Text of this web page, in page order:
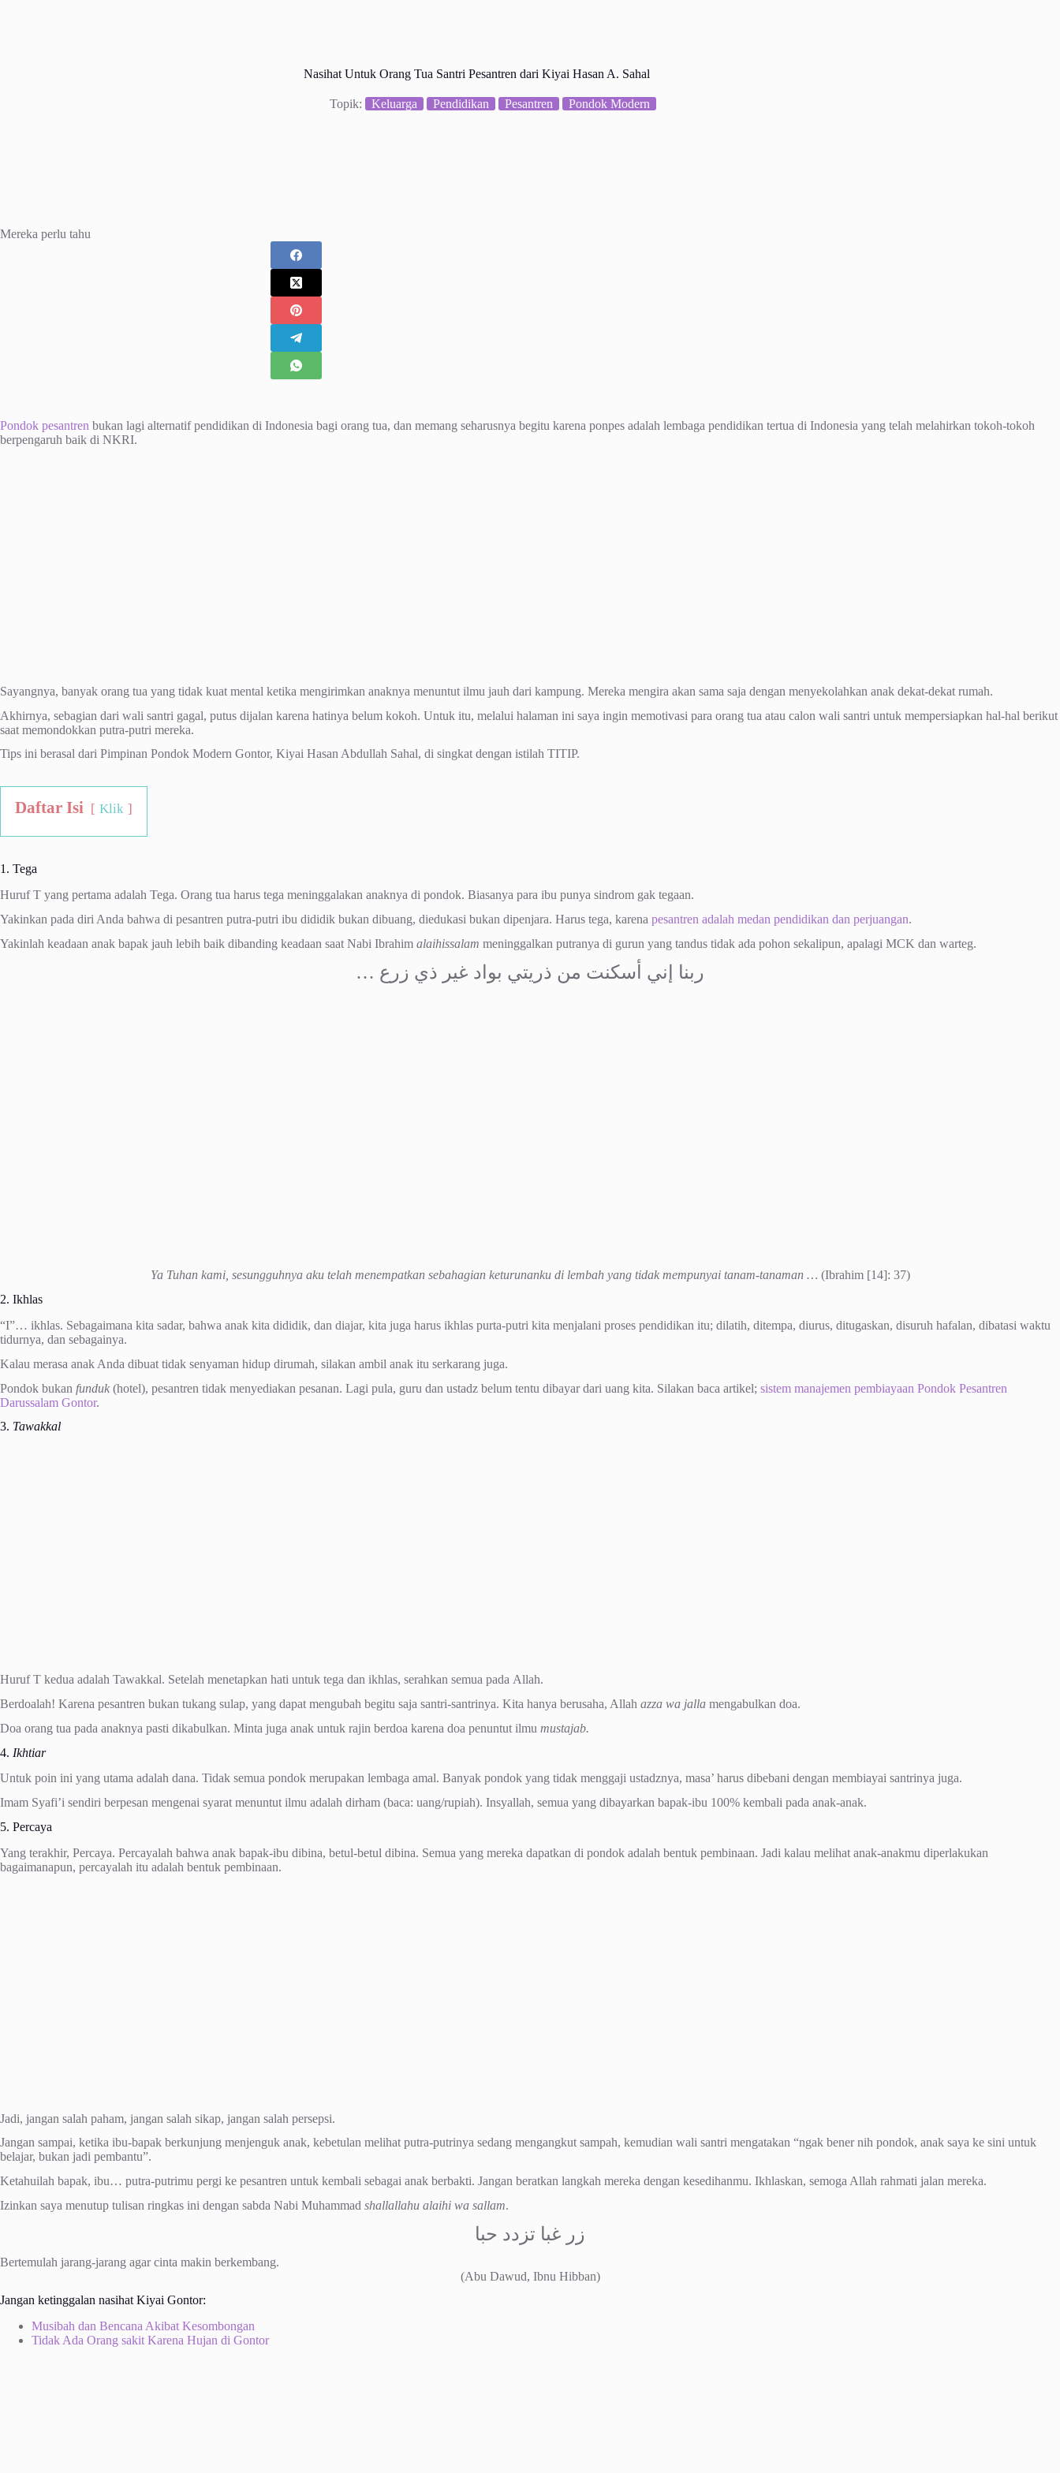
Nasihat Untuk Orang Tua Santri Pesantren dari Kiyai Hasan A. Sahal
Topik: Keluarga Pendidikan Pesantren Pondok Modern
Mereka perlu tahu
Pondok pesantren bukan lagi alternatif pendidikan di Indonesia bagi orang tua, dan memang seharusnya begitu karena ponpes adalah lembaga pendidikan tertua di Indonesia yang telah melahirkan tokoh-tokoh
berpengaruh baik di NKRI.
Sayangnya, banyak orang tua yang tidak kuat mental ketika mengirimkan anaknya menuntut ilmu jauh dari kampung. Mereka mengira akan sama saja dengan menyekolahkan anak dekat-dekat rumah.
Akhirnya, sebagian dari wali santri gagal, putus dijalan karena hatinya belum kokoh. Untuk itu, melalui halaman ini saya ingin memotivasi para orang tua atau calon wali santri untuk mempersiapkan hal-hal berikut
saat memondokkan putra-putri mereka.
Tips ini berasal dari Pimpinan Pondok Modern Gontor, Kiyai Hasan Abdullah Sahal, di singkat dengan istilah TITIP.
Daftar Isi Klik
1. Tega
Huruf T yang pertama adalah Tega. Orang tua harus tega meninggalakan anaknya di pondok. Biasanya para ibu punya sindrom gak tegaan.
Yakinkan pada diri Anda bahwa di pesantren putra-putri ibu dididik bukan dibuang, diedukasi bukan dipenjara. Harus tega, karena pesantren adalah medan pendidikan dan perjuangan.
Yakinlah keadaan anak bapak jauh lebih baik dibanding keadaan saat Nabi Ibrahim alaihissalam meninggalkan putranya di gurun yang tandus tidak ada pohon sekalipun, apalagi MCK dan warteg.
ربنا إني أسكنت من ذريتي بواد غير ذي زرع …
Ya Tuhan kami, sesungguhnya aku telah menempatkan sebahagian keturunanku di lembah yang tidak mempunyai tanam-tanaman … (Ibrahim [14]: 37)
2. Ikhlas
“I”… ikhlas. Sebagaimana kita sadar, bahwa anak kita dididik, dan diajar, kita juga harus ikhlas purta-putri kita menjalani proses pendidikan itu; dilatih, ditempa, diurus, ditugaskan, disuruh hafalan, dibatasi waktu
tidurnya, dan sebagainya.
Kalau merasa anak Anda dibuat tidak senyaman hidup dirumah, silakan ambil anak itu serkarang juga.
Pondok bukan funduk (hotel), pesantren tidak menyediakan pesanan. Lagi pula, guru dan ustadz belum tentu dibayar dari uang kita. Silakan baca artikel; sistem manajemen pembiayaan Pondok Pesantren
Darussalam Gontor.
3. Tawakkal
Huruf T kedua adalah Tawakkal. Setelah menetapkan hati untuk tega dan ikhlas, serahkan semua pada Allah.
Berdoalah! Karena pesantren bukan tukang sulap, yang dapat mengubah begitu saja santri-santrinya. Kita hanya berusaha, Allah azza wa jalla mengabulkan doa.
Doa orang tua pada anaknya pasti dikabulkan. Minta juga anak untuk rajin berdoa karena doa penuntut ilmu mustajab.
4. Ikhtiar
Untuk poin ini yang utama adalah dana. Tidak semua pondok merupakan lembaga amal. Banyak pondok yang tidak menggaji ustadznya, masa’ harus dibebani dengan membiayai santrinya juga.
Imam Syafi’i sendiri berpesan mengenai syarat menuntut ilmu adalah dirham (baca: uang/rupiah). Insyallah, semua yang dibayarkan bapak-ibu 100% kembali pada anak-anak.
5. Percaya
Yang terakhir, Percaya. Percayalah bahwa anak bapak-ibu dibina, betul-betul dibina. Semua yang mereka dapatkan di pondok adalah bentuk pembinaan. Jadi kalau melihat anak-anakmu diperlakukan
bagaimanapun, percayalah itu adalah bentuk pembinaan.
Jadi, jangan salah paham, jangan salah sikap, jangan salah persepsi.
Jangan sampai, ketika ibu-bapak berkunjung menjenguk anak, kebetulan melihat putra-putrinya sedang mengangkut sampah, kemudian wali santri mengatakan “ngak bener nih pondok, anak saya ke sini untuk
belajar, bukan jadi pembantu”.
Ketahuilah bapak, ibu… putra-putrimu pergi ke pesantren untuk kembali sebagai anak berbakti. Jangan beratkan langkah mereka dengan kesedihanmu. Ikhlaskan, semoga Allah rahmati jalan mereka.
Izinkan saya menutup tulisan ringkas ini dengan sabda Nabi Muhammad shallallahu alaihi wa sallam.
زر غبا تزدد حبا
Bertemulah jarang-jarang agar cinta makin berkembang.
(Abu Dawud, Ibnu Hibban)
Jangan ketinggalan nasihat Kiyai Gontor:
Musibah dan Bencana Akibat Kesombongan
Tidak Ada Orang sakit Karena Hujan di Gontor